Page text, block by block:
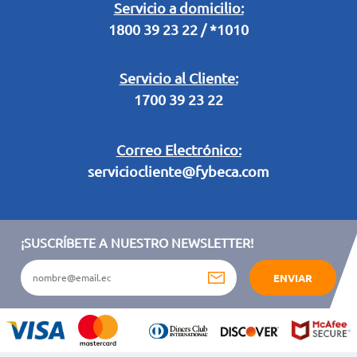
Servicio a domicilio:
1800 39 23 22 / *1010
Servicio al Cliente:
1700 39 23 22
Correo Electrónico:
serviciocliente@fybeca.com
Legal Campaña Produbanco
Términos y condiciones sorteo partido de fútbol "Tu ídolo"
¡SUSCRÍBETE A NUESTRO NEWSLETTER!
ENVIAR